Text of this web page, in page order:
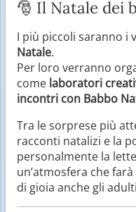
🎅 Il Natale dei
I più piccoli saranno i
Natale.
Per loro verranno
come laboratori
incontri con Babbo
Tra le sorprese più
racconti natalizi e la
personalmente la
un’atmosfera che
di gioia anche gli